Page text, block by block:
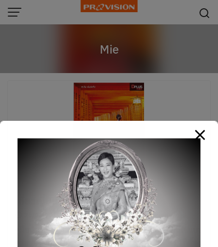
Skip
Mie
เที่ยวญี่ปุ่น Kansai
หนังสือ,หนังสือท่องเที่ยวต่างประเทศ
คู่มือนำเที่ยวเพียงเล่มเดียวที่นำเสนอที่กินที่เที่ยวในคันไซแบบ
ครอบคลุมทุกจังหวัด ตั้งแต่สถานที่เที่ยวมหาชนที่ใครๆ ก็ต้อง
modal-check